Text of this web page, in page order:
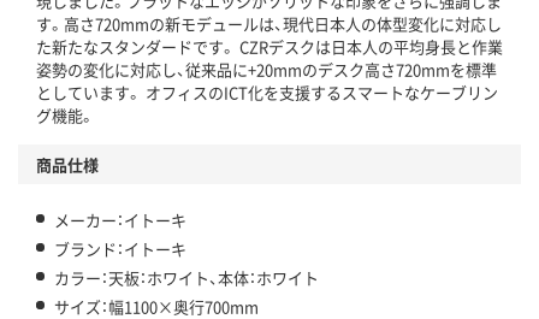
す。高さ720mmの新モデュールは、現代日本人の体型変化に対応し
た新たなスタンダードです。 CZRデスクは日本人の平均身長と作業
姿勢の変化に対応し、従来品に+20mmのデスク高さ720mmを標準
としています。 オフィスのICT化を支援するスマートなケーブリン
グ機能。
商品仕様
メーカー：イトーキ
ブランド：イトーキ
カラー：天板：ホワイト、本体：ホワイト
サイズ：幅1100×奥行700mm